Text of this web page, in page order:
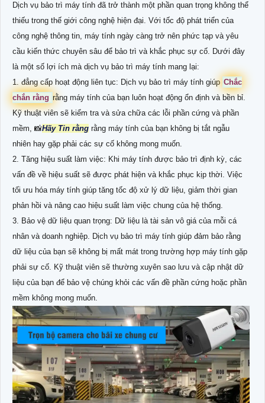
Dịch vụ bảo trì máy tính đã trở thành một phần quan trọng không thể
thiếu trong thế giới công nghệ hiện đại. Với tốc độ phát triển của
công nghệ thông tin, máy tính ngày càng trở nên phức tạp và yêu
cầu kiến thức chuyên sâu để bảo trì và khắc phục sự cố. Dưới đây
là một số lợi ích mà dịch vụ bảo trì máy tính mang lại:
1. đẳng cấp hoạt động liên tục: Dịch vụ bảo trì máy tính giúp Chắc
chắn rằng rằng máy tính của bạn luôn hoạt động ổn định và bền bỉ.
Kỹ thuật viên sẽ kiểm tra và sửa chữa các lỗi phần cứng và phần
mềm, 📸Hãy Tin rằng rằng máy tính của bạn không bị tắt ngẫu
nhiên hay gặp phải các sự cố không mong muốn.
2. Tăng hiệu suất làm việc: Khi máy tính được bảo trì định kỳ, các
vấn đề về hiệu suất sẽ được phát hiện và khắc phục kịp thời. Việc
tối ưu hóa máy tính giúp tăng tốc độ xử lý dữ liệu, giảm thời gian
phản hồi và nâng cao hiệu suất làm việc chung của hệ thống.
3. Bảo vệ dữ liệu quan trọng: Dữ liệu là tài sản vô giá của mỗi cá
nhân và doanh nghiệp. Dịch vụ bảo trì máy tính giúp đảm bảo rằng
dữ liệu của bạn sẽ không bị mất mát trong trường hợp máy tính gặp
phải sự cố. Kỹ thuật viên sẽ thường xuyên sao lưu và cập nhật dữ
liệu của bạn để bảo vệ chúng khỏi các vấn đề phần cứng hoặc phần
mềm không mong muốn.